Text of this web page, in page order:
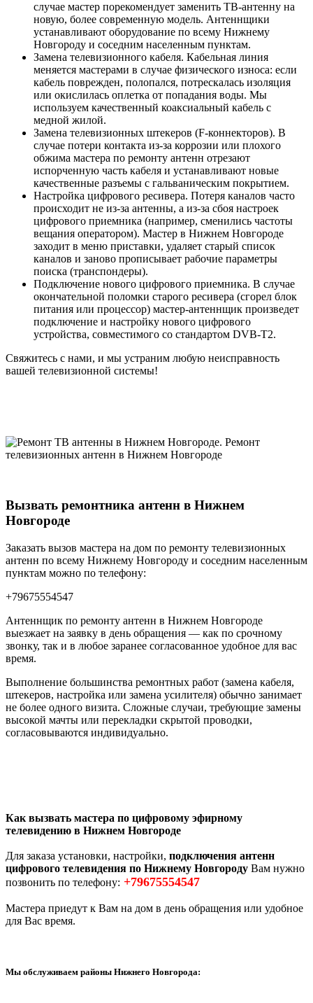
случае мастер порекомендует заменить ТВ-антенну на
новую, более современную модель. Антеннщики
устанавливают оборудование по всему Нижнему
Новгороду и соседним населенным пунктам.
Замена телевизионного кабеля. Кабельная линия
меняется мастерами в случае физического износа: если
кабель поврежден, полопался, потрескалась изоляция
или окислилась оплетка от попадания воды. Мы
используем качественный коаксиальный кабель с
медной жилой.
Замена телевизионных штекеров (F-коннекторов). В
случае потери контакта из-за коррозии или плохого
обжима мастера по ремонту антенн отрезают
испорченную часть кабеля и устанавливают новые
качественные разъемы с гальваническим покрытием.
Настройка цифрового ресивера. Потеря каналов часто
происходит не из-за антенны, а из-за сбоя настроек
цифрового приемника (например, сменились частоты
вещания оператором). Мастер в Нижнем Новгороде
заходит в меню приставки, удаляет старый список
каналов и заново прописывает рабочие параметры
поиска (транспондеры).
Подключение нового цифрового приемника. В случае
окончательной поломки старого ресивера (сгорел блок
питания или процессор) мастер-антеннщик произведет
подключение и настройку нового цифрового
устройства, совместимого со стандартом DVB-T2.
Свяжитесь с нами, и мы устраним любую неисправность
вашей телевизионной системы!
Вызвать ремонтника антенн в Нижнем
Новгороде
Заказать вызов мастера на дом по ремонту телевизионных
антенн по всему Нижнему Новгороду и соседним населенным
пунктам можно по телефону:
+79675554547
Антеннщик по ремонту антенн в Нижнем Новгороде
выезжает на заявку в день обращения — как по срочному
звонку, так и в любое заранее согласованное удобное для вас
время.
Выполнение большинства ремонтных работ (замена кабеля,
штекеров, настройка или замена усилителя) обычно занимает
не более одного визита. Сложные случаи, требующие замены
высокой мачты или перекладки скрытой проводки,
согласовываются индивидуально.
Как вызвать мастера по цифровому эфирному
телевидению в Нижнем Новгороде
Для заказа установки, настройки, подключения антенн
цифрового телевидения по Нижнему Новгороду Вам нужно
позвонить по телефону: +79675554547
Мастера приедут к Вам на дом в день обращения или удобное
для Вас время.
Мы обслуживаем районы Нижнего Новгорода: